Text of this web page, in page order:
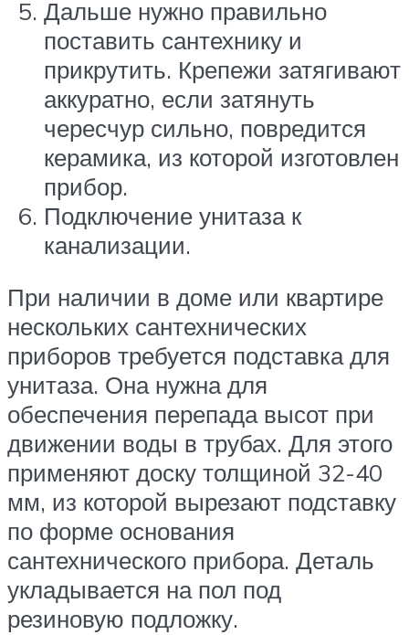
Дальше нужно правильно
поставить сантехнику и
прикрутить. Крепежи затягивают
аккуратно, если затянуть
чересчур сильно, повредится
керамика, из которой изготовлен
прибор.
Подключение унитаза к
канализации.
При наличии в доме или квартире
нескольких сантехнических
приборов требуется подставка для
унитаза. Она нужна для
обеспечения перепада высот при
движении воды в трубах. Для этого
применяют доску толщиной 32-40
мм, из которой вырезают подставку
по форме основания
сантехнического прибора. Деталь
укладывается на пол под
резиновую подложку.